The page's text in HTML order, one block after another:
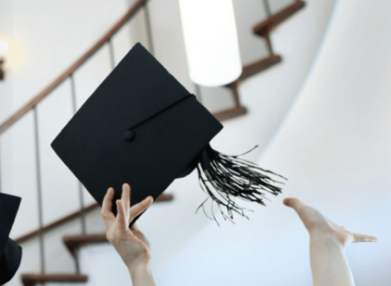
Christina Holle
„Das Studium an der Professional School
meine persönliche und berufliche
ich die Verbindung von wissenschaftlicher
den bereichernden Austausch mit
Erfahrungen ich viel lernen konnte.“
Mehr erfahren